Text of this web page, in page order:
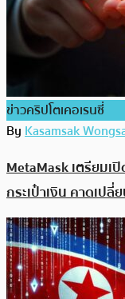
ข่าวคริปโตเคอเรนซี่
ByKasamsak
MetaMask เตรียมเ
กระเป๋าเงิน คาดเป